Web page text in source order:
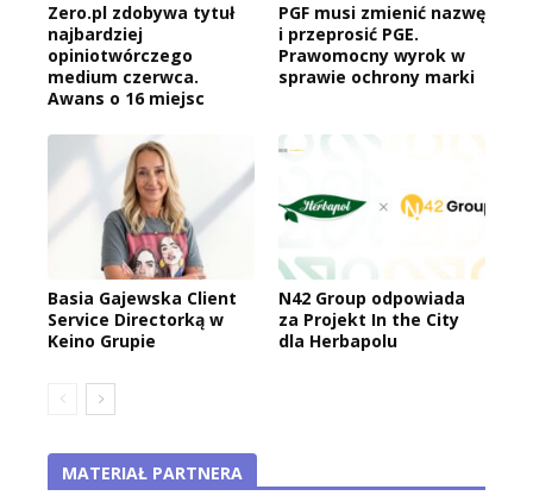
Zero.pl zdobywa tytuł
najbardziej
opiniotwórczego
medium czerwca.
Awans o 16 miejsc
PGF musi zmienić nazwę
i przeprosić PGE.
Prawomocny wyrok w
sprawie ochrony marki
Basia Gajewska Client
Service Directorką w
Keino Grupie
N42 Group odpowiada
za Projekt In the City
dla Herbapolu
MATERIAŁ PARTNERA